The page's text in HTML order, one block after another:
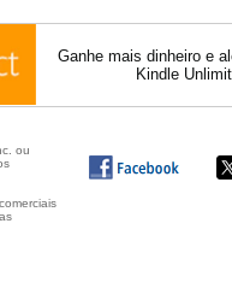
Ganhe mais dinheiro e
Kindle
ou